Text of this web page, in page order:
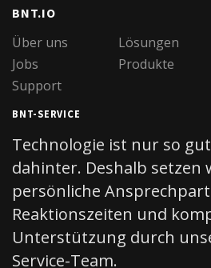
BNT.IO
Über uns
Jobs
Support
Lösungen
Produkte
BNT-SERVICE
Technologie ist nur so
dahinter. Deshalb setzen
persönliche
Reaktionszeiten und
Unterstützung durch
Service-Team.